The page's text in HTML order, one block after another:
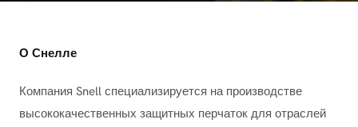
термопластичной резины
илидемпфирующие материалына тыльной
стороне кисти, костяшках и пальцах.
О Снелле
Компания Snell специализируется на производстве
высококачественных защитных перчаток для отраслей